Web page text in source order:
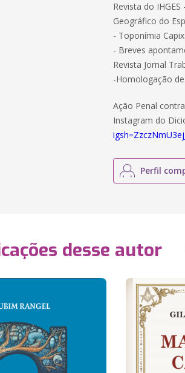
Revista do
Geográfico do
- Toponímia
- Breves
Revista Jornal
-Homologação de
Ação Penal
Instagram do
Perfil
desse autor